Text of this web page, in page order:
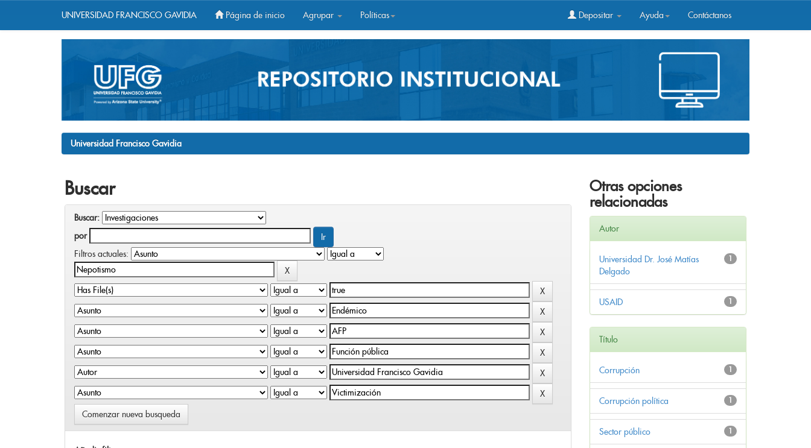
UNIVERSIDAD FRANCISCO GAVIDIA Página de inicio Agrupar Políticas Depositar Ayuda Contáctanos
Universidad Francisco Gavidia
Buscar
Buscar:
por
Filtros actuales:
Comenzar nueva busqueda
Otras opciones
relacionadas
Autor
1
Universidad Dr. José Matías
Delgado
1
USAID
Título
1
Corrupción
1
Corrupción política
1
Sector público